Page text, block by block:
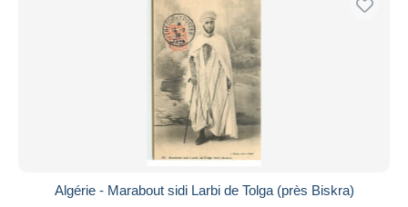
Algérie - Marabout sidi Larbi de Tolga (près Biskra)